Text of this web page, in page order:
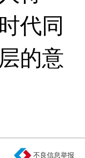
代同
的意
不
不良信息举报